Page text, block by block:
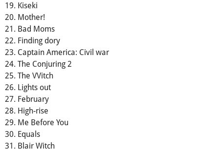
19. Kiseki
20. Mother!
21. Bad Moms
22. Finding dory
23. Captain America: Civil war
24. The Conjuring 2
25. The VVitch
26. Lights out
27. February
28. High-rise
29. Me Before You
30. Equals
31. Blair Witch